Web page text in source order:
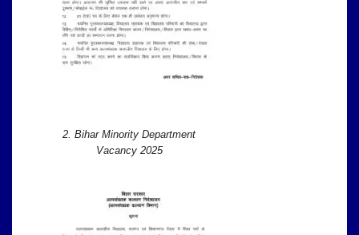
2. Bihar Minority Department
Vacancy 2025